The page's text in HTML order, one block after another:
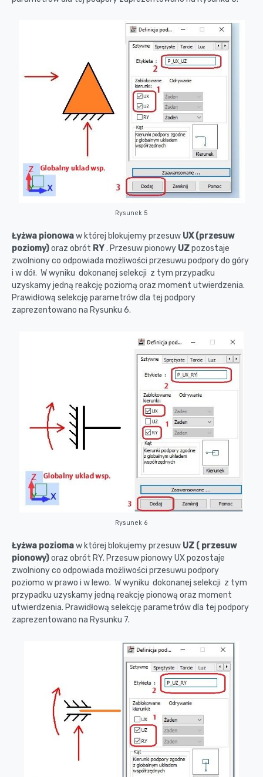
Rysunek 5
Łyżwa pionowaw której blokujemy przesuw UX(przesuw
poziomy)oraz obrót RY. Przesuw pionowy UZpozostaje
zwolniony co odpowiada możliwości przesuwu podpory do góry
i w dół. W wyniku dokonanej selekcji z tym przypadku
uzyskamy jedną reakcję poziomą oraz moment utwierdzenia.
Prawidłową selekcję parametrów dla tej podpory
zaprezentowano na Rysunku 6.
Rysunek 6
Łyżwa poziomaw której blokujemy przesuw UZ ( przesuw
pionowy)oraz obrót RY. Przesuw pionowy UX pozostaje
zwolniony co odpowiada możliwości przesuwu podpory
poziomo w prawo i w lewo. W wyniku dokonanej selekcji z tym
przypadku uzyskamy jedną reakcję pionową oraz moment
utwierdzenia. Prawidłową selekcję parametrów dla tej podpory
zaprezentowano na Rysunku 7.